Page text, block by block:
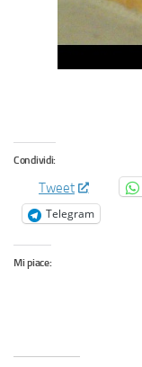
Condividi:
Tweet
Telegram
Mi piace: